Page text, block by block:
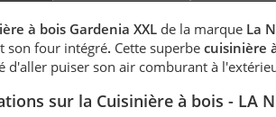
à bois Gardenia XXL de la marque La
son four intégré. Cette superbecuisinière
d'aller puiser son air comburant à
sur la Cuisinière à bois - LA